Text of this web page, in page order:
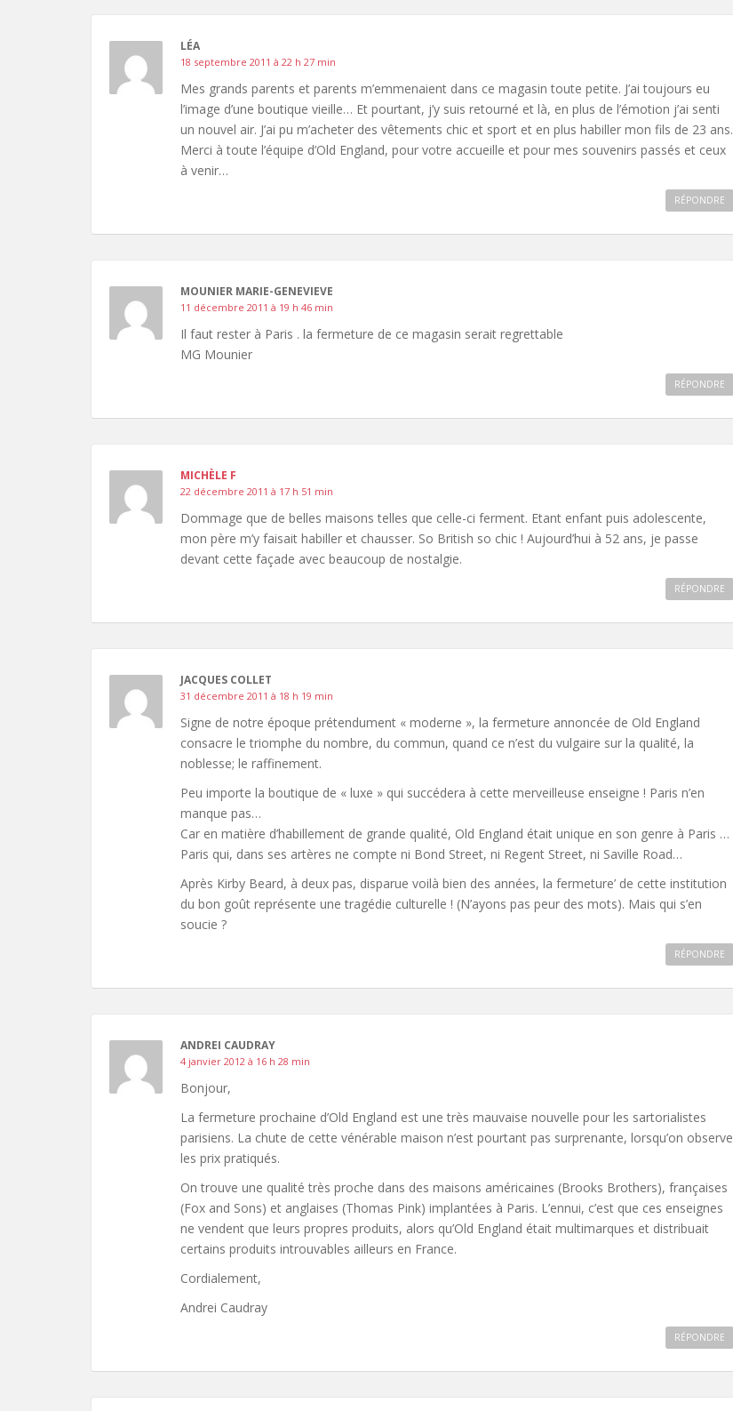
LÉA
18 septembre 2011 à 22 h 27 min
Mes grands parents et parents m’emmenaient dans ce magasin toute petite. J’ai toujours eu
l’image d’une boutique vieille… Et pourtant, j’y suis retourné et là, en plus de l’émotion j’ai senti
un nouvel air. J’ai pu m’acheter des vêtements chic et sport et en plus habiller mon fils de 23 ans.
Merci à toute l’équipe d’Old England, pour votre accueille et pour mes souvenirs passés et ceux
à venir…
RÉPONDRE
MOUNIER MARIE-GENEVIEVE
11 décembre 2011 à 19 h 46 min
Il faut rester à Paris . la fermeture de ce magasin serait regrettable
MG Mounier
RÉPONDRE
MICHÈLE F
22 décembre 2011 à 17 h 51 min
Dommage que de belles maisons telles que celle-ci ferment. Etant enfant puis adolescente,
mon père m’y faisait habiller et chausser. So British so chic ! Aujourd’hui à 52 ans, je passe
devant cette façade avec beaucoup de nostalgie.
RÉPONDRE
JACQUES COLLET
31 décembre 2011 à 18 h 19 min
Signe de notre époque prétendument « moderne », la fermeture annoncée de Old England
consacre le triomphe du nombre, du commun, quand ce n’est du vulgaire sur la qualité, la
noblesse; le raffinement.
Peu importe la boutique de « luxe » qui succédera à cette merveilleuse enseigne ! Paris n’en
manque pas…
Car en matière d’habillement de grande qualité, Old England était unique en son genre à Paris …
Paris qui, dans ses artères ne compte ni Bond Street, ni Regent Street, ni Saville Road…
Après Kirby Beard, à deux pas, disparue voilà bien des années, la fermeture’ de cette institution
du bon goût représente une tragédie culturelle ! (N’ayons pas peur des mots). Mais qui s’en
soucie ?
RÉPONDRE
ANDREI CAUDRAY
4 janvier 2012 à 16 h 28 min
Bonjour,
La fermeture prochaine d’Old England est une très mauvaise nouvelle pour les sartorialistes
parisiens. La chute de cette vénérable maison n’est pourtant pas surprenante, lorsqu’on observe
les prix pratiqués.
On trouve une qualité très proche dans des maisons américaines (Brooks Brothers), françaises
(Fox and Sons) et anglaises (Thomas Pink) implantées à Paris. L’ennui, c’est que ces enseignes
ne vendent que leurs propres produits, alors qu’Old England était multimarques et distribuait
certains produits introuvables ailleurs en France.
Cordialement,
Andrei Caudray
RÉPONDRE